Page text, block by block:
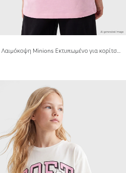
Στρογγυλή Λαιμόκοψη Minions Εκτυπωμένο για κορίτσια Μπλουζάκι